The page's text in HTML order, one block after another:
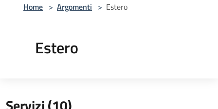
Home > Argomenti > Estero
Estero